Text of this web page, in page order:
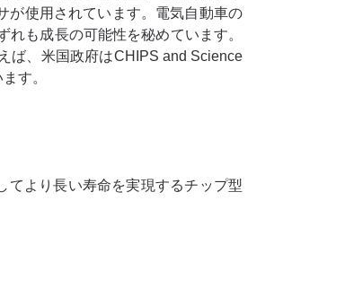
が使用されています。電気自動車の
も成長の可能性を秘めています。
ば、米国政府はCHIPS and Science
す。
てより長い寿命を実現するチップ型